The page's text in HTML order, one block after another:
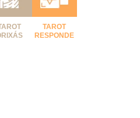
TAROT
RESPONDE